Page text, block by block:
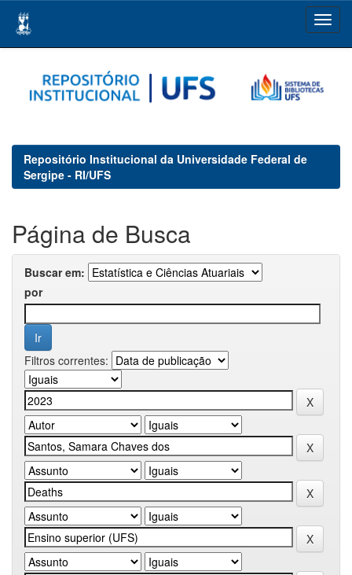
navigation
Repositório Institucional da Universidade Federal de
Sergipe - RI/UFS
Página de Busca
Buscar em:
por
Filtros correntes: